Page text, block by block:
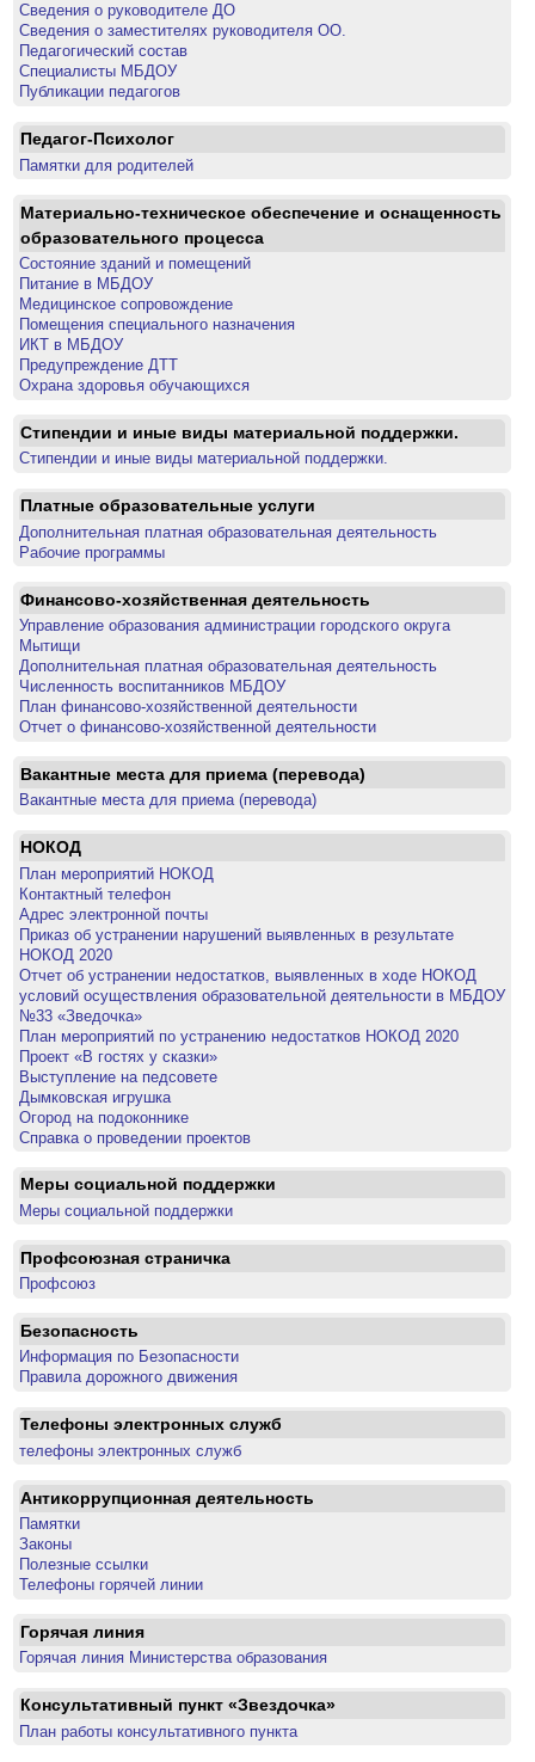
Сведения о руководителе ДО
Сведения о заместителях руководителя ОО.
Педагогический состав
Специалисты МБДОУ
Публикации педагогов
Педагог-Психолог
Памятки для родителей
Материально-техническое обеспечение и оснащенность
образовательного процесса
Состояние зданий и помещений
Питание в МБДОУ
Медицинское сопровождение
Помещения специального назначения
ИКТ в МБДОУ
Предупреждение ДТТ
Охрана здоровья обучающихся
Стипендии и иные виды материальной поддержки.
Стипендии и иные виды материальной поддержки.
Платные образовательные услуги
Дополнительная платная образовательная деятельность
Рабочие программы
Финансово-хозяйственная деятельность
Управление образования администрации городского округа
Мытищи
Дополнительная платная образовательная деятельность
Численность воспитанников МБДОУ
План финансово-хозяйственной деятельности
Отчет о финансово-хозяйственной деятельности
Вакантные места для приема (перевода)
Вакантные места для приема (перевода)
НОКОД
План мероприятий НОКОД
Контактный телефон
Адрес электронной почты
Приказ об устранении нарушений выявленных в результате
НОКОД 2020
Отчет об устранении недостатков, выявленных в ходе НОКОД
условий осуществления образовательной деятельности в МБДОУ
№33 «Зведочка»
План мероприятий по устранению недостатков НОКОД 2020
Проект «В гостях у сказки»
Выступление на педсовете
Дымковская игрушка
Огород на подоконнике
Справка о проведении проектов
Меры социальной поддержки
Меры социальной поддержки
Профсоюзная страничка
Профсоюз
Безопасность
Информация по Безопасности
Правила дорожного движения
Телефоны электронных служб
телефоны электронных служб
Антикоррупционная деятельность
Памятки
Законы
Полезные ссылки
Телефоны горячей линии
Горячая линия
Горячая линия Министерства образования
Консультативный пункт «Звездочка»
План работы консультативного пункта